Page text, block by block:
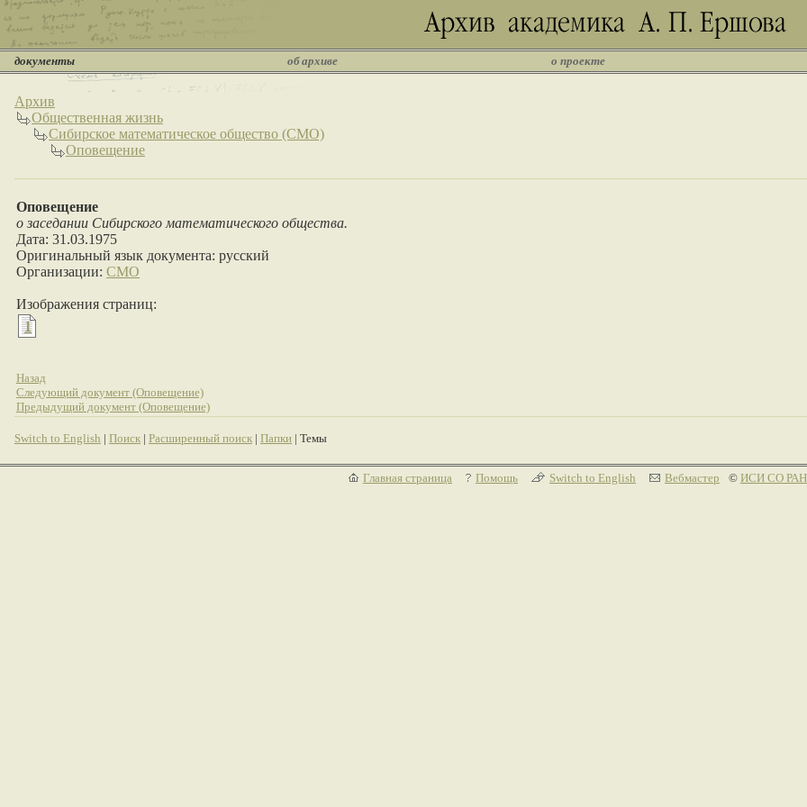
документы об архиве о проекте
Архив
Общественная жизнь
Сибирское математическое общество (СМО)
Оповещение
Оповещение
о заседании Сибирского математического общества.
Дата: 31.03.1975
Оригинальный язык документа: русский
Организации: СМО
Изображения страниц:
1
Назад
Следующий документ (Оповещение)
Предыдущий документ (Оповещение)
Switch to English | Поиск | Расширенный поиск | Папки | Темы
Главная страница Помощь Switch to English Вебмастер © ИСИ СО РАН